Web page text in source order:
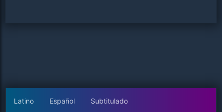
Latino Español Subtitulado